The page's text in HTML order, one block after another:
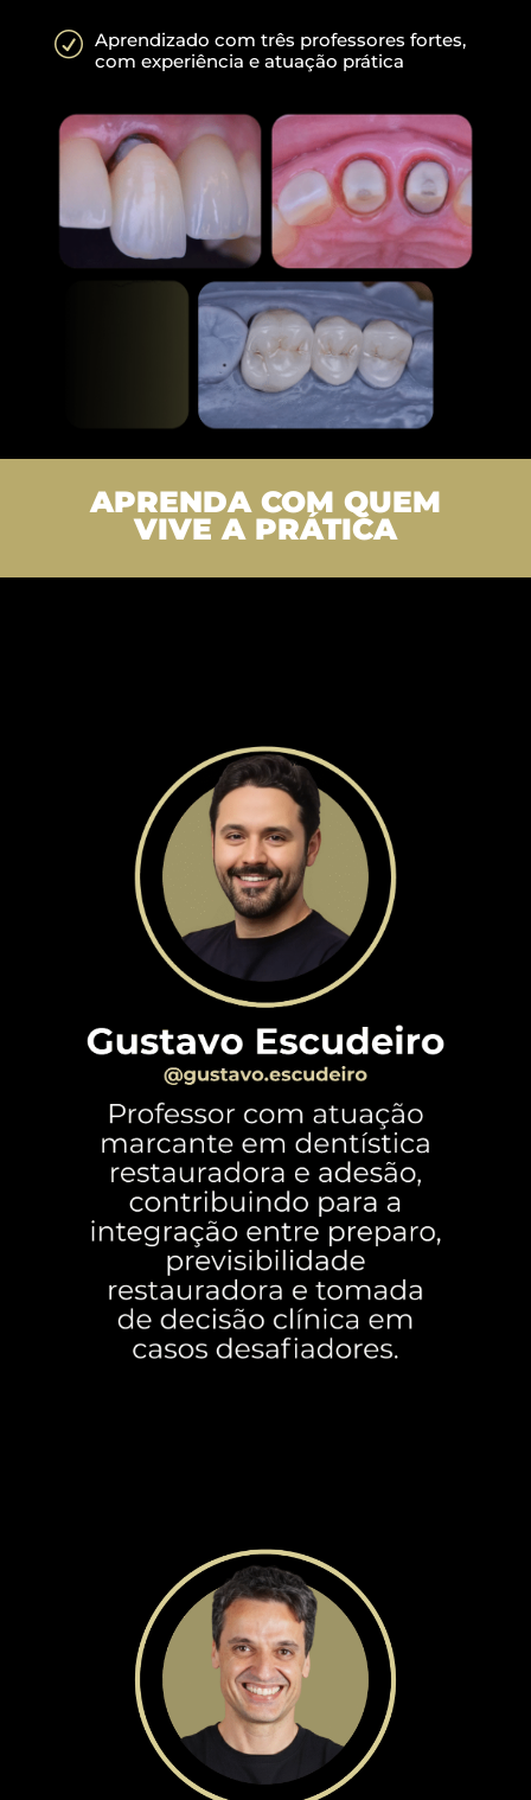
R Aprendizado com três professores fortes,
com experiência e atuação prática
APRENDA COM QUEM
VIVE A PRÁTICA